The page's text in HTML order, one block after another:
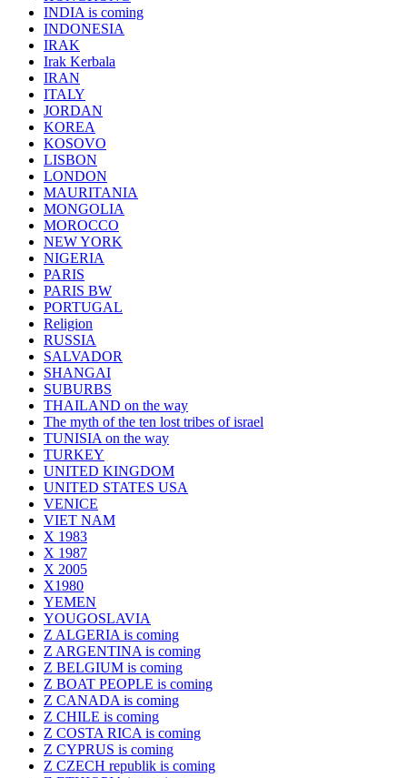
INDIA is coming
INDONESIA
IRAK
Irak Kerbala
IRAN
ITALY
JORDAN
KOREA
KOSOVO
LISBON
LONDON
MAURITANIA
MONGOLIA
MOROCCO
NEW YORK
NIGERIA
PARIS
PARIS BW
PORTUGAL
Religion
RUSSIA
SALVADOR
SHANGAI
SUBURBS
THAILAND on the way
The myth of the ten lost tribes of israel
TUNISIA on the way
TURKEY
UNITED KINGDOM
UNITED STATES USA
VENICE
VIET NAM
X 1983
X 1987
X 2005
X1980
YEMEN
YOUGOSLAVIA
Z ALGERIA is coming
Z ARGENTINA is coming
Z BELGIUM is coming
Z BOAT PEOPLE is coming
Z CANADA is coming
Z CHILE is coming
Z COSTA RICA is coming
Z CYPRUS is coming
Z CZECH republik is coming